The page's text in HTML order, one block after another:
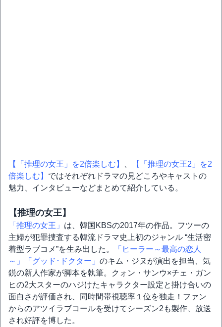
【「推理の女王」を2倍楽しむ】
【「推理の女王2」を2
倍楽しむ】 ではそれぞれドラマの見どころやキャストの
魅力、インタビューなどまとめて紹介している。
【推理の女王】
「推理の女王」 は、韓国KBSの2017年の作品。フツーの
主婦が犯罪捜査する韓流ドラマ史上初のジャンル “生活密
着型ラブコメ”を生み出した。
「ヒーラー～最高の恋人
～」
「グッド･ドクター」 のキム・ジヌが演出を担当、気
鋭の新人作家が脚本を執筆。クォン・サンウ×チェ・ガン
ヒの2大スターのハジけたキャラクター設定と掛け合いの
面白さが評価され、同時間帯視聴率１位を独走！ファン
からのアツイラブコールを受けてシーズン2も製作、放送
され好評を博した。